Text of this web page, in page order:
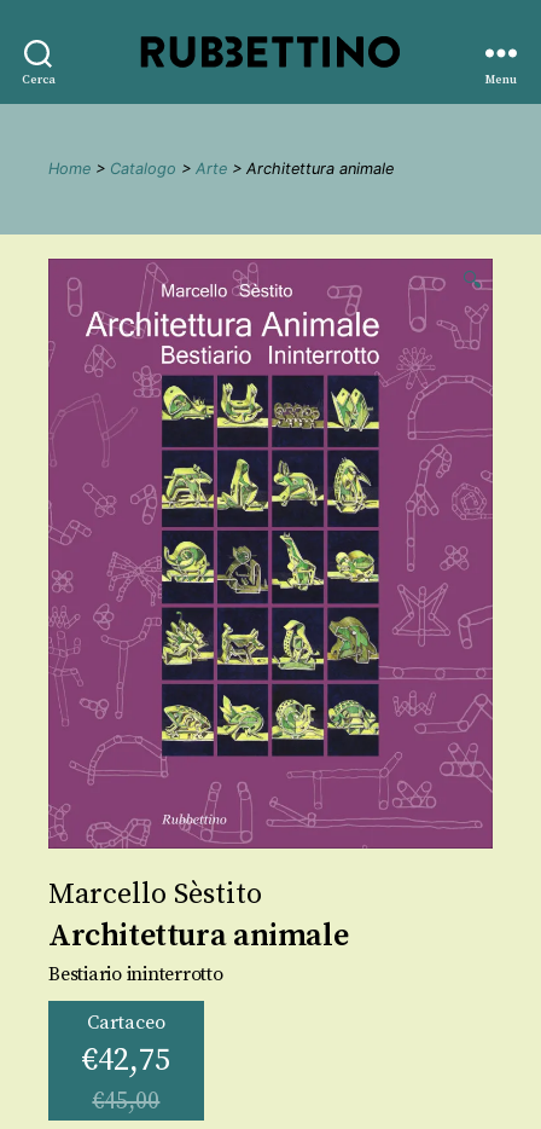
Cerca
editore
Menu
Home > Catalogo > Arte > Architettura animale
🔍
Marcello Sèstito
Architettura animale
Bestiario ininterrotto
Cartaceo
€42,75
€45,00